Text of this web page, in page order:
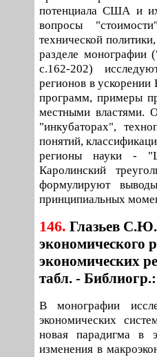
потенциала США и
вопросы
технической
разделе монографии
с.162-202)
регионов в
программ, примеры
местными властями.
"инкубаторах",
понятий,
регионы науки -
Каролинский
формулируют
принципиальных
146. Глазьев С.Ю.
экономического
экономических
табл. -
В монографии
экономических
новая парадигма в
изменения в